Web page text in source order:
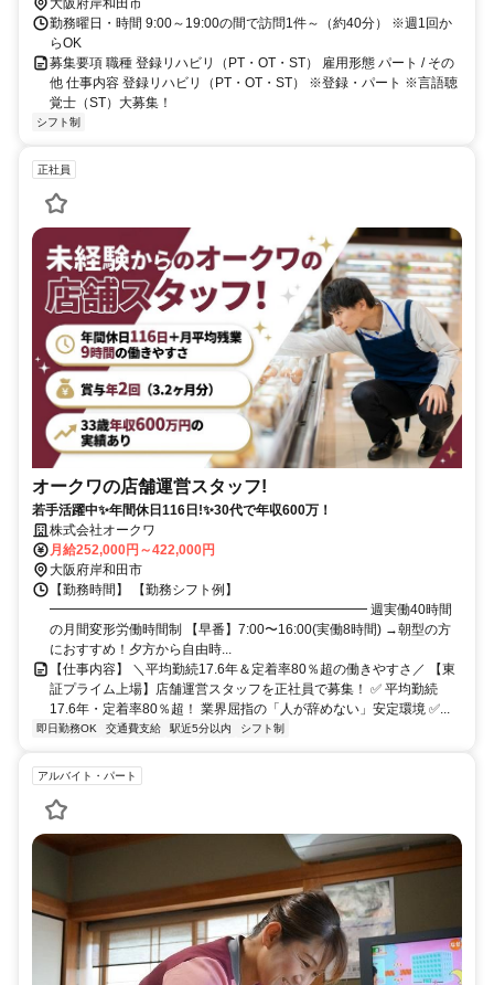
大阪府岸和田市
勤務曜日・時間 9:00～19:00の間で訪問1件～（約40分） ※週1回か
らOK
募集要項 職種 登録リハビリ（PT・OT・ST） 雇用形態 パート / その
他 仕事内容 登録リハビリ（PT・OT・ST） ※登録・パート ※言語聴
覚士（ST）大募集！
シフト制
正社員
オークワの店舗運営スタッフ!
若手活躍中✨年間休日116日!✨30代で年収600万！
株式会社オークワ
月給252,000円～422,000円
大阪府岸和田市
【勤務時間】 【勤務シフト例】
━━━━━━━━━━━━━━━━━━━━━━━━ 週実働40時間
の月間変形労働時間制 【早番】7:00〜16:00(実働8時間) →朝型の方
におすすめ！夕方から自由時...
【仕事内容】 ＼平均勤続17.6年＆定着率80％超の働きやすさ／ 【東
証プライム上場】店舗運営スタッフを正社員で募集！ ✅ 平均勤続
17.6年・定着率80％超！ 業界屈指の「人が辞めない」安定環境 ✅...
即日勤務OK 交通費支給 駅近5分以内 シフト制
アルバイト・パート